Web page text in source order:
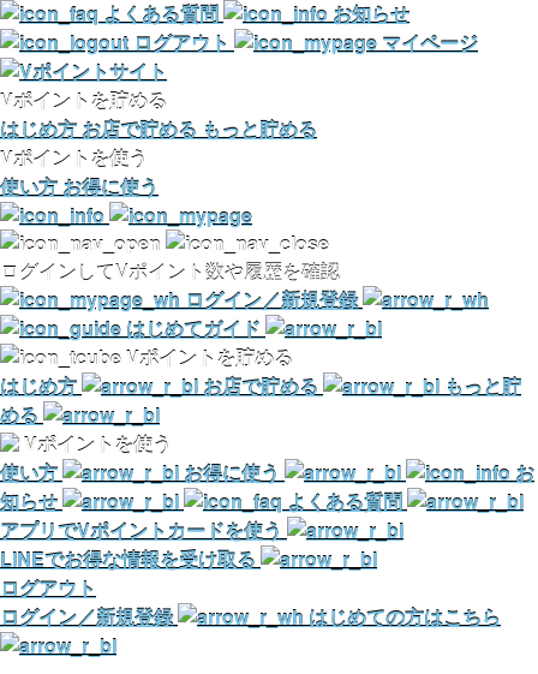
よくある質問
お知らせ
ログアウト
マイページ
Vポイントを貯める
はじめ方 お店で貯める もっと貯める
Vポイントを使う
使い方 お得に使う
ログインしてVポイント数や履歴を確認
ログイン／新規登録
はじめてガイド
Vポイントを貯める
はじめ方
お店で貯める
もっと貯
める
Vポイントを使う
使い方
お得に使う
お
知らせ
よくある質問
アプリでVポイントカードを使う
LINEでお得な情報を受け取る
ログアウト
ログイン／新規登録
はじめての方はこちら